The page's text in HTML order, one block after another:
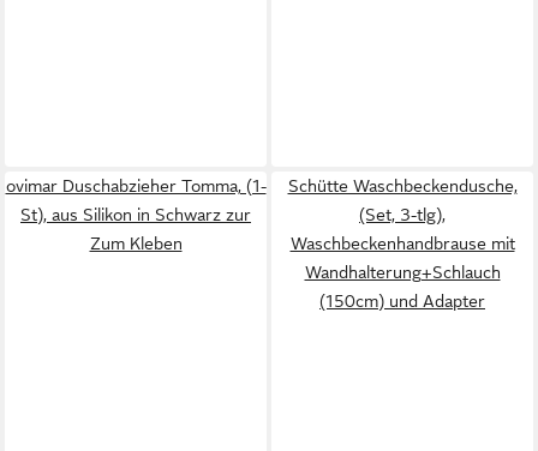
ovimar Duschabzieher Tomma, (1-
St), aus Silikon in Schwarz zur
Zum Kleben
Schütte Waschbeckendusche,
(Set, 3-tlg),
Waschbeckenhandbrause mit
Wandhalterung+Schlauch
(150cm) und Adapter